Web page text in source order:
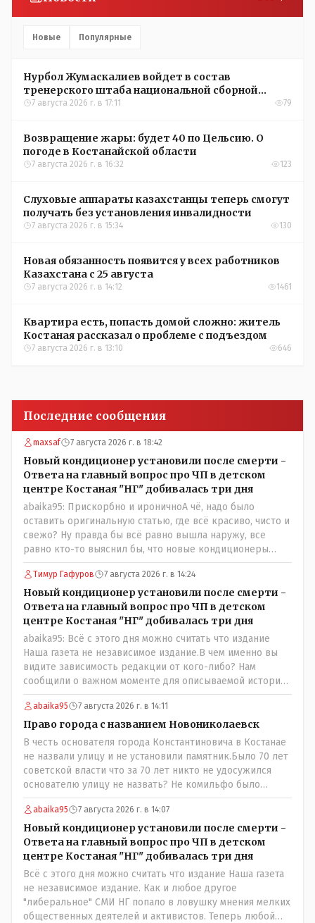
Новые Популярные
Нурбол Жумаскалиев войдет в состав
тренерского штаба национальной сборной
Казахстана по футболу
7 августа 2026 г. в 17:11 79
Возвращение жары: будет 40 по Цельсию. О
погоде в Костанайской области
7 августа 2026 г. в 16:32 123
Слуховые аппараты казахстанцы теперь смогут
получать без установления инвалидности
7 августа 2026 г. в 15:34 130
Новая обязанность появится у всех работников
Казахстана с 25 августа
7 августа 2026 г. в 14:12 1461
Квартира есть, попасть домой сложно: житель
Костаная рассказал о проблеме с подъездом
7 августа 2026 г. в 13:10 646
Последние сообщения
maxsaf 7 августа 2026 г. в 18:42
Новый кондиционер установили после смерти -
Ответа на главный вопрос про ЧП в детском
центре Костаная "НГ" добивалась три дня
abaika95: Прискорбно и ироничноА чё, надо было
оставить оригинальную статью, где всё красиво, чисто и
свежо? Ну правда бы всё равно вышла наружу, все
равно кто-то выяснил бы, что новые кондиционеры
установлены ПОСЛЕ смерти ребенка. Или тебе такой
вариант не нравится? Ты вообще на чьей стороне в этой
истории? Прискорбно и иронично то, что кондиционеры
заменили после происшествия, и уже после этого
пустили журналистов посмотреть, типа у нас всё
хорошо, смотрите, мальчик просто больной был.
Тимур Гафуров 7 августа 2026 г. в 14:24
Новый кондиционер установили после смерти -
Ответа на главный вопрос про ЧП в детском
центре Костаная "НГ" добивалась три дня
abaika95: Всё с этого дня можно считать что издание
Наша газета не независимое издание.В чем именно вы
видите зависимость редакции от кого-либо? Нам
сообщили о важном моменте для описываемой истории.
И редакция отреагировала бы дополнительным
исследованием на такие вопрос от любого читателя.
Писать "как надо" редакция не будет. Но мы будем
публиковать полную и объективную информацию. А
потом продолжать тему. если выяснятся новые
обстоятельства.
abaika95 7 августа 2026 г. в 14:11
Право города с названием Новониколаевск
В честь основателя города Константиновича в Костанае
не назвали улицу и не установили памятник.Было 70 лет
советской власти что за 70 лет никто не удосужился
основателю улицу не назвать? Не комильфо было
генерал-губернаторам улицы дарить? При СССР что то
знали о нем такое нехорошее? Ну и сейчас значит не
надо. Обойдёмся как-нибудь vofkakst: Где ономасты,
которые топят за возвращение исторических
названийТак вернули же историческое Кустанай
коренное название городишка
abaika95 7 августа 2026 г. в 14:07
Новый кондиционер установили после смерти -
Ответа на главный вопрос про ЧП в детском
центре Костаная "НГ" добивалась три дня
Всё с этого дня можно считать что издание Наша газета
не независимое издание. Как и любое другое
"либеральное" СМИ НГ попало в ловушку мнения мелких
общественных деятелей и активистов. Теперь любой